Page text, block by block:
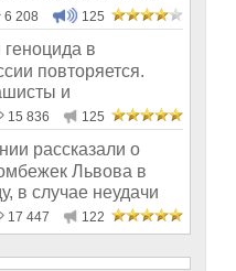
6 208 125
геноцида в
повторяется.
и
снова во вл
15 836 125
рассказали о
Львова в
в случае неудачи
17 447 122